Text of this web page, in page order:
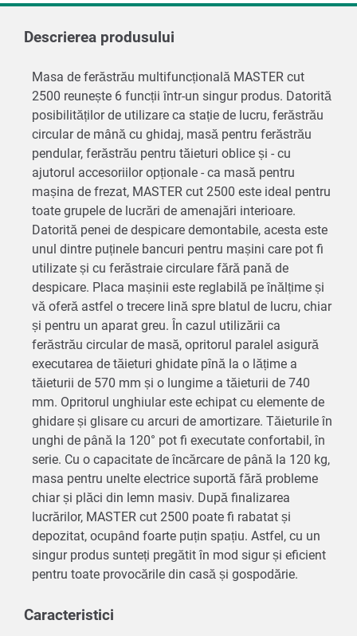
Descrierea produsului
Masa de ferăstrău multifuncțională MASTER cut
2500 reunește 6 funcții într-un singur produs. Datorită
posibilităților de utilizare ca stație de lucru, ferăstrău
circular de mână cu ghidaj, masă pentru ferăstrău
pendular, ferăstrău pentru tăieturi oblice și - cu
ajutorul accesoriilor opționale - ca masă pentru
mașina de frezat, MASTER cut 2500 este ideal pentru
toate grupele de lucrări de amenajări interioare.
Datorită penei de despicare demontabile, acesta este
unul dintre puținele bancuri pentru mașini care pot fi
utilizate și cu ferăstraie circulare fără pană de
despicare. Placa mașinii este reglabilă pe înălțime și
vă oferă astfel o trecere lină spre blatul de lucru, chiar
și pentru un aparat greu. În cazul utilizării ca
ferăstrău circular de masă, opritorul paralel asigură
executarea de tăieturi ghidate pînă la o lățime a
tăieturii de 570 mm și o lungime a tăieturii de 740
mm. Opritorul unghiular este echipat cu elemente de
ghidare și glisare cu arcuri de amortizare. Tăieturile în
unghi de până la 120° pot fi executate confortabil, în
serie. Cu o capacitate de încărcare de până la 120 kg,
masa pentru unelte electrice suportă fără probleme
chiar și plăci din lemn masiv. După finalizarea
lucrărilor, MASTER cut 2500 poate fi rabatat și
depozitat, ocupând foarte puțin spațiu. Astfel, cu un
singur produs sunteți pregătit în mod sigur și eficient
pentru toate provocările din casă și gospodărie.
Caracteristici